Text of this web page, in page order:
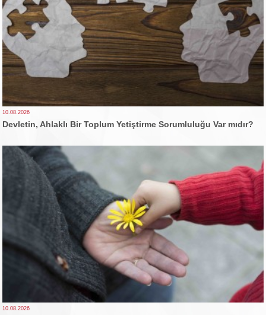
10.08.2026
Devletin, Ahlaklı Bir Toplum Yetiştirme Sorumluluğu Var mıdır?
10.08.2026